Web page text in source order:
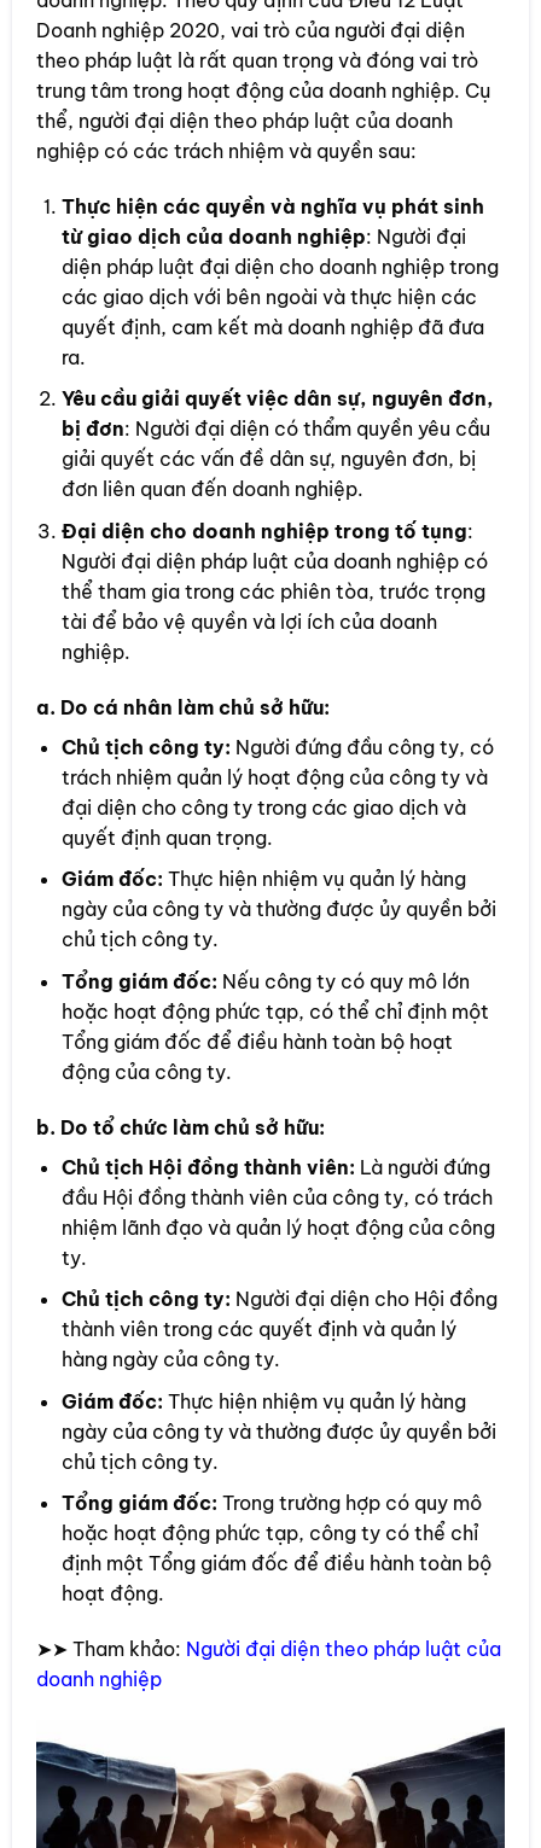
Doanh nghiệp 2020, vai trò của người đại diện
theo pháp luật là rất quan trọng và đóng vai trò
trung tâm trong hoạt động của doanh nghiệp. Cụ
thể, người đại diện theo pháp luật của doanh
nghiệp có các trách nhiệm và quyền sau:
Thực hiện các quyền và nghĩa vụ phát sinh
từ giao dịch của doanh nghiệp: Người đại
diện pháp luật đại diện cho doanh nghiệp trong
các giao dịch với bên ngoài và thực hiện các
quyết định, cam kết mà doanh nghiệp đã đưa
ra.
Yêu cầu giải quyết việc dân sự, nguyên đơn,
bị đơn: Người đại diện có thẩm quyền yêu cầu
giải quyết các vấn đề dân sự, nguyên đơn, bị
đơn liên quan đến doanh nghiệp.
Đại diện cho doanh nghiệp trong tố tụng:
Người đại diện pháp luật của doanh nghiệp có
thể tham gia trong các phiên tòa, trước trọng
tài để bảo vệ quyền và lợi ích của doanh
nghiệp.
a. Do cá nhân làm chủ sở hữu:
Chủ tịch công ty: Người đứng đầu công ty, có
trách nhiệm quản lý hoạt động của công ty và
đại diện cho công ty trong các giao dịch và
quyết định quan trọng.
Giám đốc: Thực hiện nhiệm vụ quản lý hàng
ngày của công ty và thường được ủy quyền bởi
chủ tịch công ty.
Tổng giám đốc: Nếu công ty có quy mô lớn
hoặc hoạt động phức tạp, có thể chỉ định một
Tổng giám đốc để điều hành toàn bộ hoạt
động của công ty.
b. Do tổ chức làm chủ sở hữu:
Chủ tịch Hội đồng thành viên: Là người đứng
đầu Hội đồng thành viên của công ty, có trách
nhiệm lãnh đạo và quản lý hoạt động của công
ty.
Chủ tịch công ty: Người đại diện cho Hội đồng
thành viên trong các quyết định và quản lý
hàng ngày của công ty.
Giám đốc: Thực hiện nhiệm vụ quản lý hàng
ngày của công ty và thường được ủy quyền bởi
chủ tịch công ty.
Tổng giám đốc: Trong trường hợp có quy mô
hoặc hoạt động phức tạp, công ty có thể chỉ
định một Tổng giám đốc để điều hành toàn bộ
hoạt động.
➤➤ Tham khảo: Người đại diện theo pháp luật của
doanh nghiệp